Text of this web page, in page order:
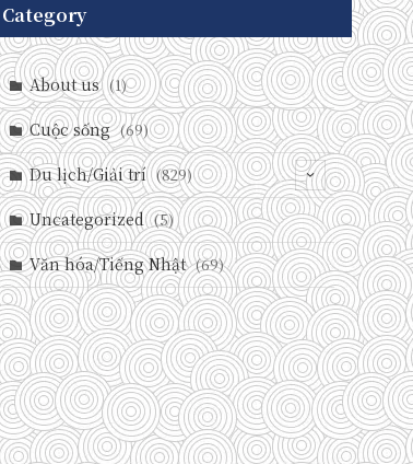
Category
About us (1)
Cuộc sống (69)
Du lịch/Giải trí (829)
(146)
(71)
(237)
(588)
(29)
(27)
Uncategorized (5)
Văn hóa/Tiếng Nhật (69)